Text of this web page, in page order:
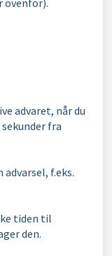
advaret, når du
fra
f.eks.
tiden til
den.